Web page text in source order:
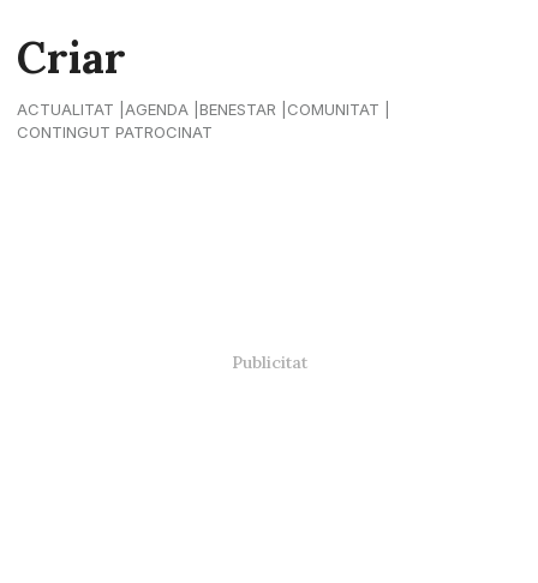
Criar
ACTUALITAT AGENDA BENESTAR
COMUNITAT
CONTINGUT PATROCINAT